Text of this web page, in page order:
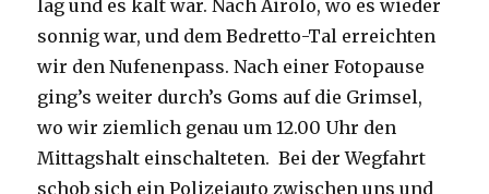
lag und es kalt war. Nach Airolo, wo es wieder
sonnig war, und dem Bedretto-Tal erreichten
wir den Nufenenpass. Nach einer Fotopause
ging’s weiter durch’s Goms auf die Grimsel,
wo wir ziemlich genau um 12.00 Uhr den
Mittagshalt einschalteten. Bei der Wegfahrt
schob sich ein Polizeiauto zwischen uns und